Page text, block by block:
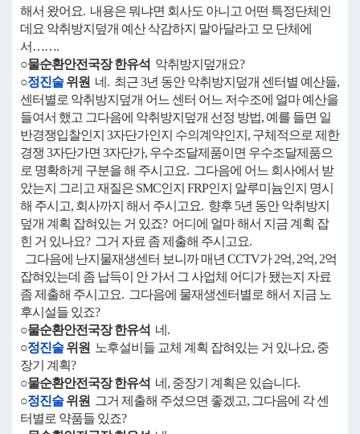
해서 왔어요. 내용은 뭐냐면 회사도 아니고 어떤 특정단체인
데요 악취방지덮개 예산 삭감하지 말아달라고 모 단체에
서…….
○물순환안전국장 한유석 악취방지덮개요?
○정진술위원 네. 최근 3년 동안 악취방지덮개 센터별 예산들,
센터별로 악취방지덮개 어느 센터 어느 저수조에 얼마 예산을
들여서 했고 그다음에 악취방지덮개 선정 방법, 예를 들면 일
반경쟁입찰인지 3자단가인지 수의계약인지, 구체적으로 제한
경쟁 3자단가면 3자단가, 우수조달제품이면 우수조달제품으
로 명확하게 구분을 해 주시고요. 그다음에 어느 회사에서 받
았는지 그리고 재질은 SMC인지 FRP인지 알루미늄인지 명시
해 주시고, 회사까지 해서 주시고요. 향후 5년 동안 악취방지
덮개 계획 잡혀있는 거 있죠? 어디에 얼마 해서 지금 계획 잡
힌 거 있나요? 그거 자료 좀 제출해 주시고요.
그다음에 난지물재생센터 보니까 매년 CCTV가 2억, 2억, 2억
잡혀있는데 좀 납득이 안 가서 그 사업체 어디가 됐는지 자료
좀 제출해 주시고요. 그다음에 물재생센터별로 해서 지금 노
후시설들 있죠?
○물순환안전국장 한유석 네.
○정진술위원
노후설비들 교체 계획 잡혀있는 거 있나요, 중
장기 계획?
○물순환안전국장 한유석 네, 중장기 계획은 있습니다.
○정진술위원 그거 제출해 주셨으면 좋겠고, 그다음에 각 센
터별로 약품들 있죠?